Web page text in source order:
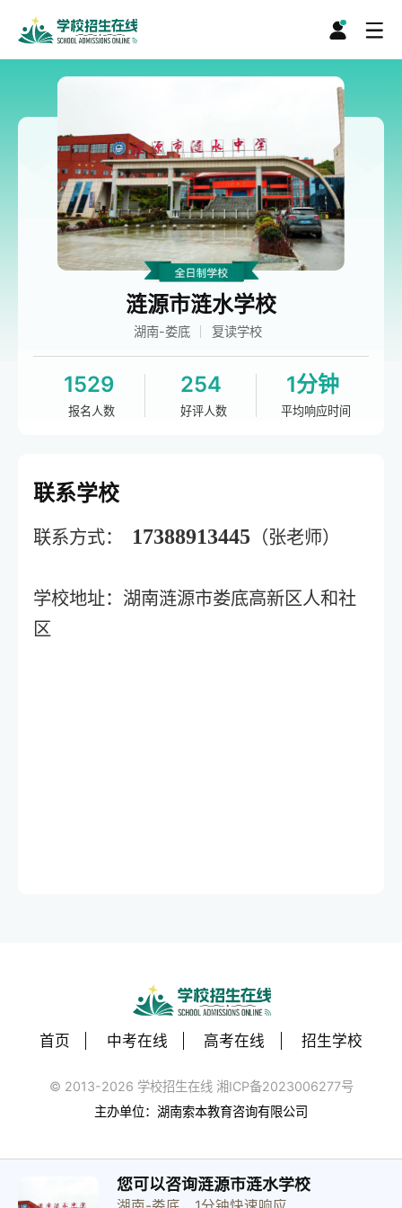
涟源市涟水学校
湖南-娄底 复读学校
1529
报名人数
254
好评人数
1分钟
平均响应时间
联系学校
联系方式： 17388913445 （张老师）
学校地址：湖南涟源市娄底高新区人和社
区
首页 中考在线 高考在线 招生学校
© 2013-2026 学校招生在线 湘ICP备2023006277号
主办单位：湖南索本教育咨询有限公司
您可以咨询涟源市涟水学校